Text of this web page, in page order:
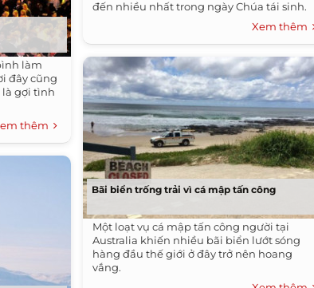
làm
đây cũng
là gợi tình
thêm
đến nhiều nhất trong ngày Chúa tái sinh.
Xem thêm
Bãi biển trống trải vì cá mập tấn công
Một loạt vụ cá mập tấn công người tại
Australia khiến nhiều bãi biển lướt sóng
hàng đầu thế giới ở đây trở nên hoang
vắng.